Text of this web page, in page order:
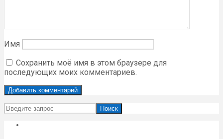
Имя
Сохранить моё имя в этом браузере для
последующих моих комментариев.
Поиск